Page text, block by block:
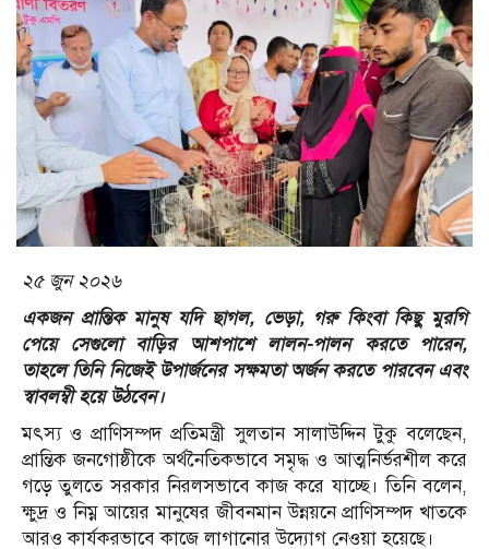
২৫ জুন ২০২৬
একজন প্রান্তিক মানুষ যদি ছাগল, ভেড়া, গরু কিংবা কিছু মুরগি
পেয়ে সেগুলো বাড়ির আশপাশে লালন-পালন করতে পারেন,
তাহলে তিনি নিজেই উপার্জনের সক্ষমতা অর্জন করতে পারবেন এবং
স্বাবলম্বী হয়ে উঠবেন।
মৎস্য ও প্রাণিসম্পদ প্রতিমন্ত্রী সুলতান সালাউদ্দিন টুকু বলেছেন,
প্রান্তিক জনগোষ্ঠীকে অর্থনৈতিকভাবে সমৃদ্ধ ও আত্মনির্ভরশীল করে
গড়ে তুলতে সরকার নিরলসভাবে কাজ করে যাচ্ছে। তিনি বলেন,
ক্ষুদ্র ও নিম্ন আয়ের মানুষের জীবনমান উন্নয়নে প্রাণিসম্পদ খাতকে
আরও কার্যকরভাবে কাজে লাগানোর উদ্যোগ নেওয়া হয়েছে।